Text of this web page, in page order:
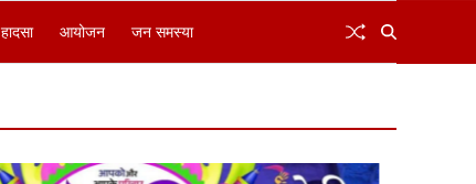
हादसा आयोजन जन समस्या